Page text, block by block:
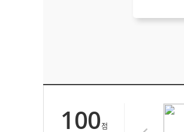
100점